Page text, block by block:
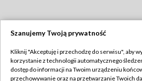
TVP
Abonament TVP
Szanujemy Twoją prywatność
Kliknij "Akceptuję i przechodzę do serwisu", aby
korzystanie z technologii automatycznego
dostęp do informacji na Twoim urządzeniu
przechowywanie oraz na przetwarzanie Twoich